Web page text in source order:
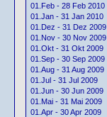
01.Feb - 28 Feb 2010
01.Jan - 31 Jan 2010
01.Dez - 31 Dez 2009
01.Nov - 30 Nov 2009
01.Okt - 31 Okt 2009
01.Sep - 30 Sep 2009
01.Aug - 31 Aug 2009
01.Jul - 31 Jul 2009
01.Jun - 30 Jun 2009
01.Mai - 31 Mai 2009
01.Apr - 30 Apr 2009